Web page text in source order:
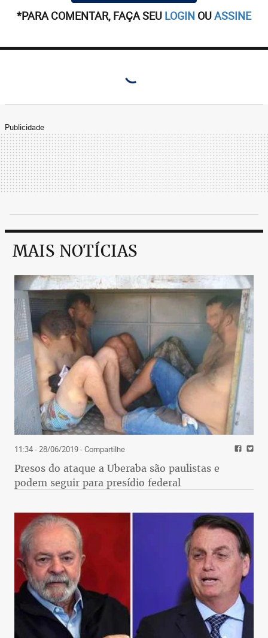
*PARA COMENTAR, FAÇA SEU LOGIN OUASSINE
Publicidade
MAIS NOTÍCIAS
11:34 - 28/06/2019- Compartilhe
Presos do ataque a Uberaba são paulistas e
podem seguir para presídio federal